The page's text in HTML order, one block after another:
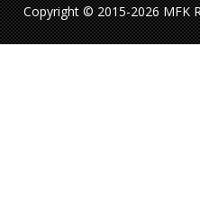
Copyright © 2015-2026 MFK